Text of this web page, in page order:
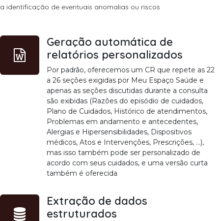
a identificação de eventuais anomalias ou riscos
Geração automática de
relatórios personalizados
Por padrão, oferecemos um CR que repete as 22
a 26 seções exigidas por Meu Espaço Saúde e
apenas as seções discutidas durante a consulta
são exibidas (Razões do episódio de cuidados,
Plano de Cuidados, Histórico de atendimentos,
Problemas em andamento e antecedentes,
Alergias e Hipersensibilidades, Dispositivos
médicos, Atos e Intervenções, Prescrições, ...),
mas isso também pode ser personalizado de
acordo com seus cuidados, e uma versão curta
também é oferecida
Extração de dados
estruturados